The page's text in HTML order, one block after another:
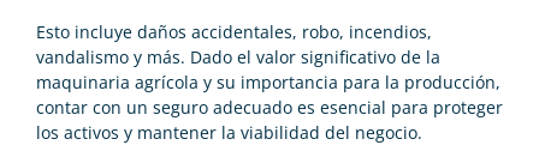
Esto incluye daños accidentales, robo, incendios,
vandalismo y más. Dado el valor significativo de la
maquinaria agrícola y su importancia para la producción,
contar con un seguro adecuado es esencial para proteger
los activos y mantener la viabilidad del negocio.